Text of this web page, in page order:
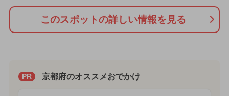
このスポットの詳しい情報を見る
PR 京都府のオススメおでかけ